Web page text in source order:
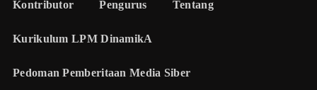
Kontributor Pengurus Tentang
Kurikulum LPM DinamikA
Pedoman Pemberitaan Media Siber